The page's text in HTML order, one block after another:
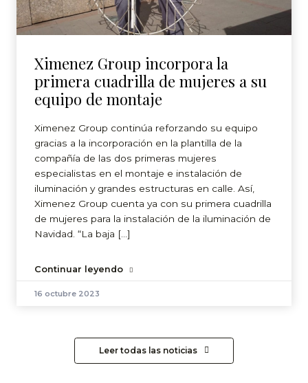
Ximenez Group incorpora la
primera cuadrilla de mujeres a su
equipo de montaje
Ximenez Group continúa reforzando su equipo
gracias a la incorporación en la plantilla de la
compañía de las dos primeras mujeres
especialistas en el montaje e instalación de
iluminación y grandes estructuras en calle. Así,
Ximenez Group cuenta ya con su primera cuadrilla
de mujeres para la instalación de la iluminación de
Navidad. “La baja […]
Continuar leyendo
16 octubre 2023
Leer todas las noticias